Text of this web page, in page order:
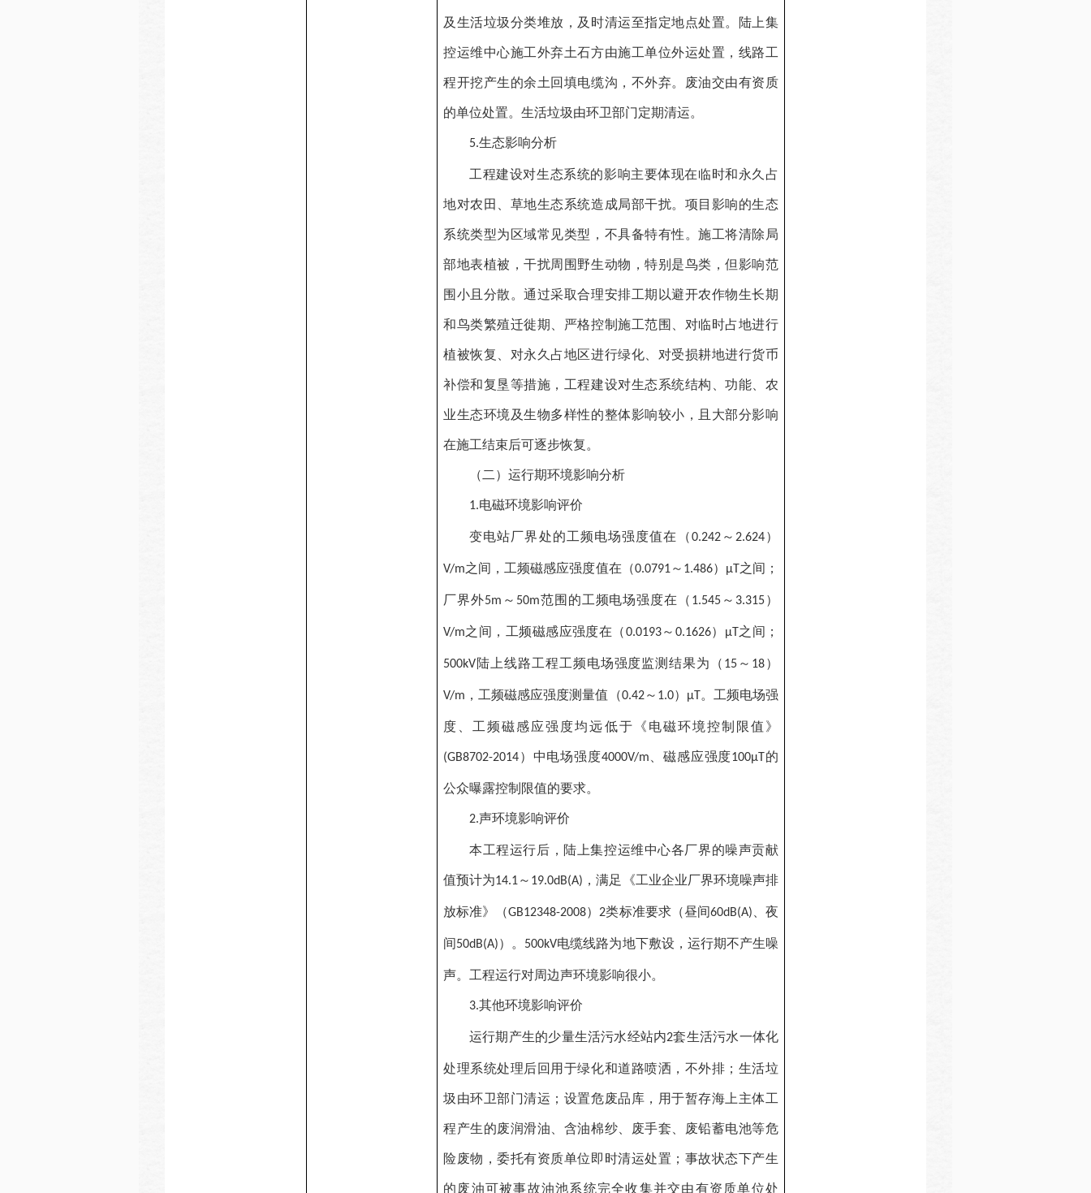
及生活垃圾分类堆放，及时清运至指定地点处置。陆上集
控运维中心施工外弃土石方由施工单位外运处置，线路工
程开挖产生的余土回填电缆沟，不外弃。废油交由有资质
的单位处置。生活垃圾由环卫部门定期清运。
5.生态影响分析
工程建设对生态系统的影响主要体现在临时和永久占
地对农田、草地生态系统造成局部干扰。项目影响的生态
系统类型为区域常见类型，不具备特有性。施工将清除局
部地表植被，干扰周围野生动物，特别是鸟类，但影响范
围小且分散。通过采取合理安排工期以避开农作物生长期
和鸟类繁殖迁徙期、严格控制施工范围、对临时占地进行
植被恢复、对永久占地区进行绿化、对受损耕地进行货币
补偿和复垦等措施，工程建设对生态系统结构、功能、农
业生态环境及生物多样性的整体影响较小，且大部分影响
在施工结束后可逐步恢复。
（二）运行期环境影响分析
1.电磁环境影响评价
变电站厂界处的工频电场强度值在（0.242～ 2.624）
V/m之间，工频磁感应强度值在（0.0791 ～ 1.486） µT之间；
厂界外5m ～ 50m范围的工频电场强度在（ 1.545 ～ 3.315）
V/m之间，工频磁感应强度在（0.0193～ 0.1626） µT之间；
500kV陆上线路工程工频电场强度监测结果为（ 15 ～ 18）
V/m ，工频磁感应强度测量值（0.42～ 1.0） μT。工频电场强
度、工频磁感应强度均远低于《电磁环境控制限值》
(GB8702-2014）中电场强度4000V/m 、磁感应强度100μT的
公众曝露控制限值的要求。
2.声环境影响评价
本工程运行后，陆上集控运维中心各厂界的噪声贡献
值预计为14.1～ 19.0dB(A) ，满足《工业企业厂界环境噪声排
放标准》（GB12348-2008） 2类标准要求（昼间60dB(A) 、夜
间50dB(A)）。 500kV电缆线路为地下敷设，运行期不产生噪
声。工程运行对周边声环境影响很小。
3.其他环境影响评价
运行期产生的少量生活污水经站内2套生活污水一体化
处理系统处理后回用于绿化和道路喷洒，不外排；生活垃
圾由环卫部门清运；设置危废品库，用于暂存海上主体工
程产生的废润滑油、含油棉纱、废手套、废铅蓄电池等危
险废物，委托有资质单位即时清运处置；事故状态下产生
的废油可被事故油池系统完全收集并交由有资质单位处